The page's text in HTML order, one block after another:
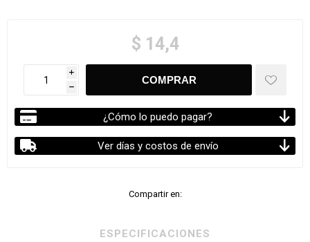
$ 14,4
i
h
¿Cómo lo puedo pagar?
Ver días y costos de envío
Compartir en:
ESPECIFICACIONES